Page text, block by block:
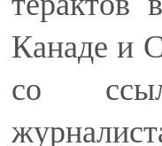
Канаде и
со